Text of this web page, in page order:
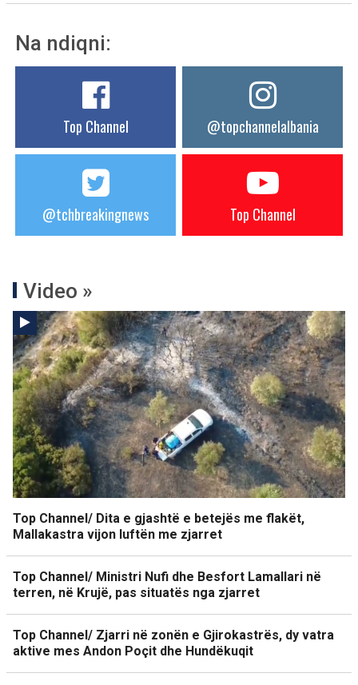
Na ndiqni:
Top Channel @topchannelalbania
@tchbreakingnews Top Channel
Video »
Top Channel/ Dita e gjashtë e betejës me flakët,
Mallakastra vijon luftën me zjarret
Top Channel/ Ministri Nufi dhe Besfort Lamallari në
terren, në Krujë, pas situatës nga zjarret
Top Channel/ Zjarri në zonën e Gjirokastrës, dy vatra
aktive mes Andon Poçit dhe Hundëkuqit